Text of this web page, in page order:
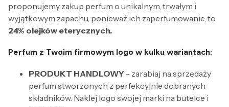
proponujemy zakup perfum o unikalnym, trwałym i
wyjątkowym zapachu, ponieważ ich zaperfumowanie, to
24% olejków eterycznych.
Perfum z Twoim firmowym logo w kulku wariantach:
PRODUKT HANDLOWY - zarabiaj na sprzedaży
perfum stworzonych z perfekcyjnie dobranych
składników. Naklej logo swojej marki na butelce i